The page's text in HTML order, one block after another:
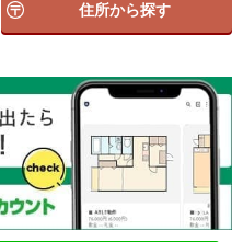
住所から探す